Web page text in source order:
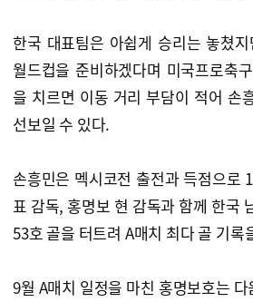
한국 대표팀은 아쉽게 승리는 놓쳤
월드컵을 준비하겠다며 미국프로축
을 치르면 이동 거리 부담이 적어 손
선보일 수 있다.
손흥민은 멕시코전 출전과 득점으로
표 감독, 홍명보 현 감독과 함께 한국
53호 골을 터트려 A매치 최다 골 기
9월 A매치 일정을 마친 홍명보호는